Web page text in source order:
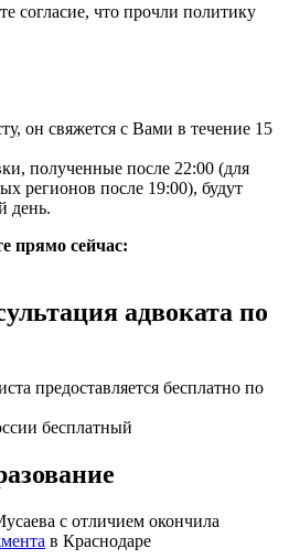
согласие, что прочли политику
он свяжется с Вами в течение 15
полученные после 22:00 (для
регионов после 19:00), будут
день.
прямо сейчас:
адвоката по
предоставляется бесплатно по
бесплатный
с отличием окончила
в Краснодаре